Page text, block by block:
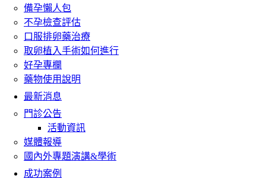
備孕懶人包
不孕檢查評估
口服排卵藥治療
取卵植入手術如何進行
好孕專欄
藥物使用說明
最新消息
門診公告
活動資訊
媒體報導
國內外專題演講&學術
成功案例